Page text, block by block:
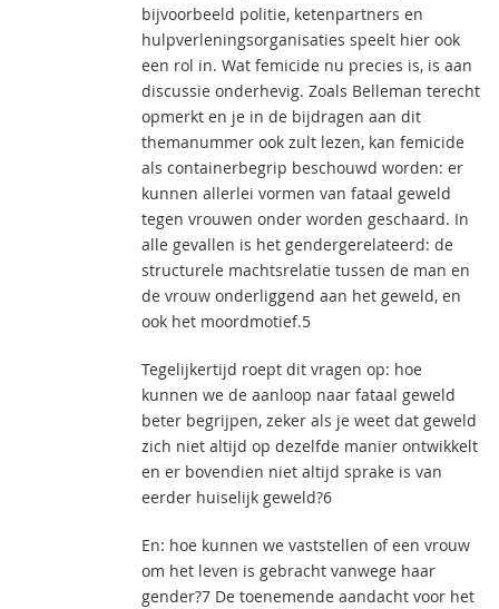
bijvoorbeeld politie, ketenpartners en
hulpverleningsorganisaties speelt hier ook
een rol in. Wat femicide nu precies is, is aan
discussie onderhevig. Zoals Belleman terecht
opmerkt en je in de bijdragen aan dit
themanummer ook zult lezen, kan femicide
als containerbegrip beschouwd worden: er
kunnen allerlei vormen van fataal geweld
tegen vrouwen onder worden geschaard. In
alle gevallen is het gendergerelateerd: de
structurele machtsrelatie tussen de man en
de vrouw onderliggend aan het geweld, en
ook het moordmotief.5
Tegelijkertijd roept dit vragen op: hoe
kunnen we de aanloop naar fataal geweld
beter begrijpen, zeker als je weet dat geweld
zich niet altijd op dezelfde manier ontwikkelt
en er bovendien niet altijd sprake is van
eerder huiselijk geweld?6
En: hoe kunnen we vaststellen of een vrouw
om het leven is gebracht vanwege haar
gender?7 De toenemende aandacht voor het